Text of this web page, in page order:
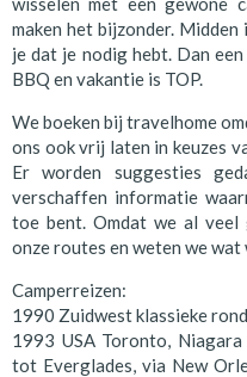
maken het bijzonder.
je dat je nodig hebt. Dan
BBQ en vakantie is TOP.
We boeken bij travelhome
ons ook vrij laten in keuzes
Er worden suggesties
verschaffen informatie
toe bent. Omdat we al veel
onze routes en weten we wat
Camperreizen:
1990 Zuidwest klassieke
1993 USA Toronto, Niagara
tot Everglades, via New